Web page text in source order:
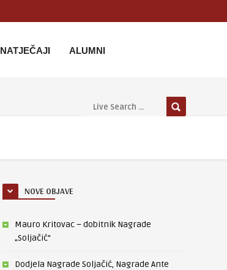
NATJEČAJI ALUMNI
NOVE OBJAVE
Mauro Kritovac – dobitnik Nagrade
„Soljačić“
Dodjela Nagrade Soljačić, Nagrade Ante